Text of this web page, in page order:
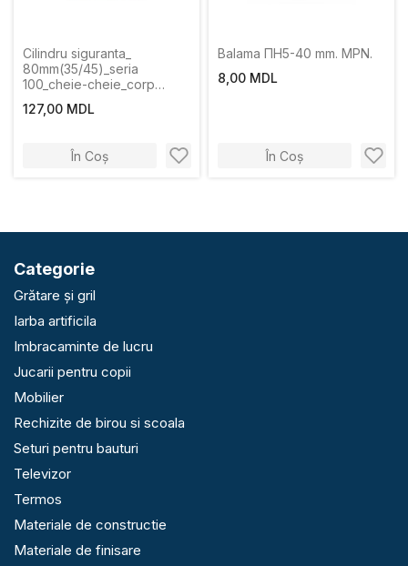
Cilindru siguranta_
80mm(35/45)_seria
100_cheie-cheie_corp
chei
127,00 MDL
În Coș
Balama ПН5-40 mm. MPN.
8,00 MDL
În Coș
Categorie
Grătare și gril
Iarba artificila
Imbracaminte de lucru
Jucarii pentru copii
Mobilier
Rechizite de birou si scoala
Seturi pentru bauturi
Televizor
Termos
Materiale de constructie
Materiale de finisare